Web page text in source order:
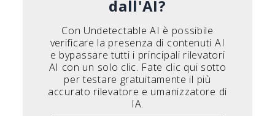
dall'AI?
Con Undetectable AI è possibile
verificare la presenza di contenuti AI
e bypassare tutti i principali rilevatori
AI con un solo clic. Fate clic qui sotto
per testare gratuitamente il più
accurato rilevatore e umanizzatore di
IA.